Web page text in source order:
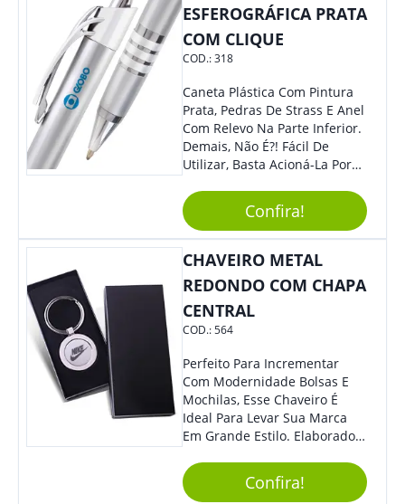
ESFEROGRÁFICA PRATA
COM CLIQUE
COD.:318
Caneta Plástica Com Pintura
Prata, Pedras De Strass E Anel
Com Relevo Na Parte Inferior.
Demais, Não É?! Fácil De
Utilizar, Basta Acioná-La Por
Confira!
CHAVEIRO METAL
REDONDO COM CHAPA
CENTRAL
COD.:564
Perfeito Para Incrementar
Com Modernidade Bolsas E
Mochilas, Esse Chaveiro É
Ideal Para Levar Sua Marca
Em Grande Estilo. Elaborado A
O Brinde Se Adequa A
Diversos Públicos. Não Perca
Confira!